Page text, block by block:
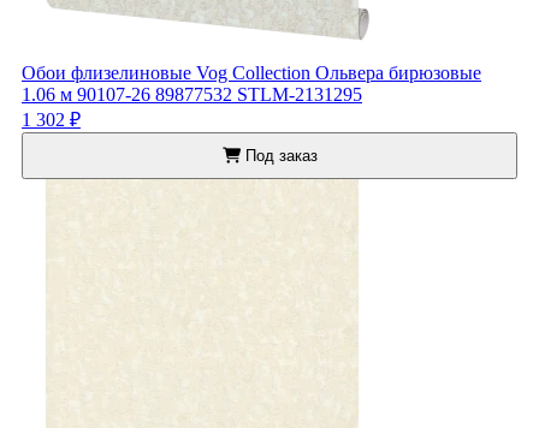
Обои флизелиновые Vog Collection Ольвера бирюзовые
1.06 м 90107-26 89877532 STLM-2131295
1 302 ₽
Под заказ